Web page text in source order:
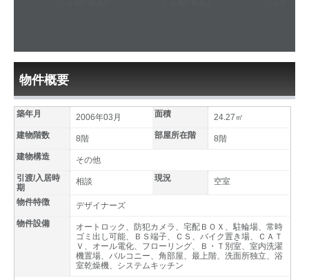
物件概要
築年月 2006年03月 面積
24.27㎡
建物階数
8階 部屋所在階
8階
建物構造
その他
引渡/入居時
期
相談 現況 空室
物件特徴
デザイナーズ
物件設備
オートロック、防犯カメラ、宅配ＢＯＸ、駐輪場、常時
ゴミ出し可能、ＢＳ端子、ＣＳ、バイク置き場、ＣＡＴ
Ｖ、オール電化、フローリング、Ｂ・Ｔ別室、室内洗濯
機置場、バルコニー、角部屋、最上階、洗面所独立、浴
室乾燥機、システムキッチン